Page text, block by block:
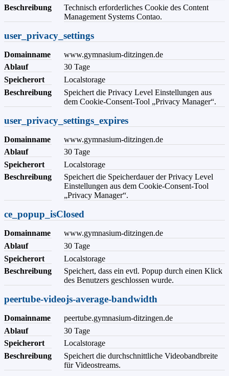
Beschreibung
Technisch erforderliches Cookie des Content
Management Systems Contao.
user_privacy_settings
Domainname
www.gymnasium-ditzingen.de
Ablauf
30 Tage
Speicherort
Localstorage
Beschreibung
Speichert die Privacy Level Einstellungen aus
dem Cookie-Consent-Tool „Privacy Manager“.
user_privacy_settings_expires
Domainname
www.gymnasium-ditzingen.de
Ablauf
30 Tage
Speicherort
Localstorage
Beschreibung
Speichert die Speicherdauer der Privacy Level
Einstellungen aus dem Cookie-Consent-Tool
„Privacy Manager“.
ce_popup_isClosed
Domainname
www.gymnasium-ditzingen.de
Ablauf
30 Tage
Speicherort
Localstorage
Beschreibung
Speichert, dass ein evtl. Popup durch einen Klick
des Benutzers geschlossen wurde.
peertube-videojs-average-bandwidth
Domainname
peertube.gymnasium-ditzingen.de
Ablauf
30 Tage
Speicherort
Localstorage
Beschreibung
Speichert die durchschnittliche Videobandbreite
für Videostreams.